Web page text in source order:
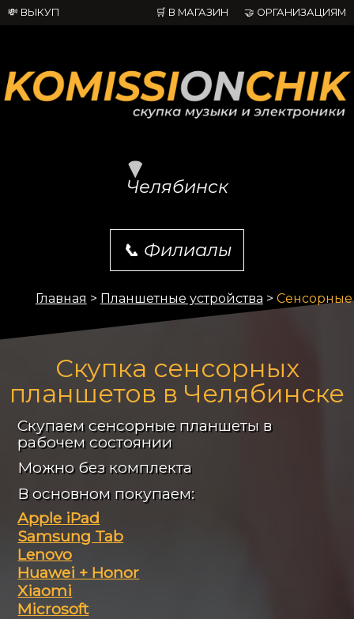
💸 ВЫКУП 🛒 В МАГАЗИН 🤝 ОРГАНИЗАЦИЯМ
Челябинск
📞 Филиалы
Главная > Планшетные устройства > Сенсорные
Скупка сенсорных
планшетов в Челябинске
Скупаем сенсорные планшеты в
рабочем состоянии
Можно без комплекта
В основном покупаем:
Apple iPad
Samsung Tab
Lenovo
Huawei + Honor
Xiaomi
Microsoft